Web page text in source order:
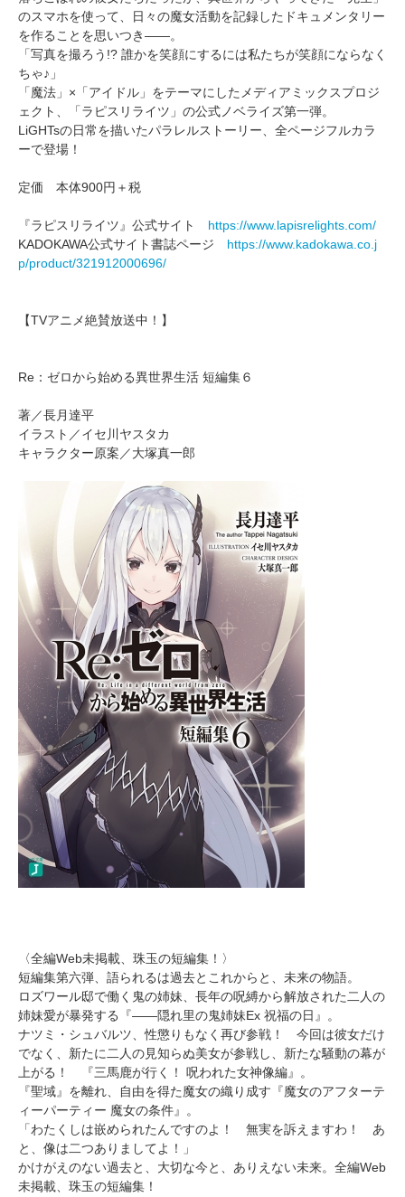
のスマホを使って、日々の魔女活動を記録したドキュメンタリー
を作ることを思いつき――。
「写真を撮ろう!? 誰かを笑顔にするには私たちが笑顔にならなく
ちゃ♪」
「魔法」×「アイドル」をテーマにしたメディアミックスプロジ
ェクト、「ラピスリライツ」の公式ノベライズ第一弾。
LiGHTsの日常を描いたパラレルストーリー、全ページフルカラ
ーで登場！
定価 本体900円＋税
『ラピスリライツ』公式サイト https://www.lapisrelights.com/
KADOKAWA公式サイト書誌ページ https://www.kadokawa.co.j
p/product/321912000696/
【TVアニメ絶賛放送中！】
Re：ゼロから始める異世界生活 短編集６
著／長月達平
イラスト／イセ川ヤスタカ
キャラクター原案／大塚真一郎
〈全編Web未掲載、珠玉の短編集！〉
短編集第六弾、語られるは過去とこれからと、未来の物語。
ロズワール邸で働く鬼の姉妹、長年の呪縛から解放された二人の
姉妹愛が暴発する『――隠れ里の鬼姉妹Ex 祝福の日』。
ナツミ・シュバルツ、性懲りもなく再び参戦！ 今回は彼女だけ
でなく、新たに二人の見知らぬ美女が参戦し、新たな騒動の幕が
上がる！ 『三馬鹿が行く！ 呪われた女神像編』。
『聖域』を離れ、自由を得た魔女の織り成す『魔女のアフターテ
ィーパーティー 魔女の条件』。
「わたくしは嵌められたんですのよ！ 無実を訴えますわ！ あ
と、像は二つありましてよ！」
かけがえのない過去と、大切な今と、ありえない未来。全編Web
未掲載、珠玉の短編集！